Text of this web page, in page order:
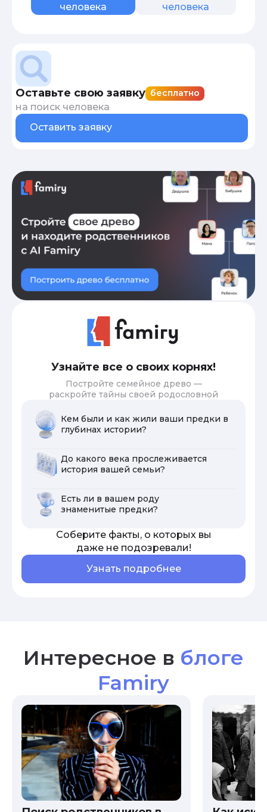
человека
человека
Оставьте свою заявку бесплатно
на поиск человека
Оставить заявку
Узнайте все о своих корнях!
Постройте семейное древо —
раскройте тайны своей родословной
Кем были и как жили ваши предки в
глубинах истории?
До какого века прослеживается
история вашей семьи?
Есть ли в вашем роду
знаменитые предки?
Соберите факты, о которых вы
даже не подозревали!
Узнать подробнее
Интересное в блоге
Famiry